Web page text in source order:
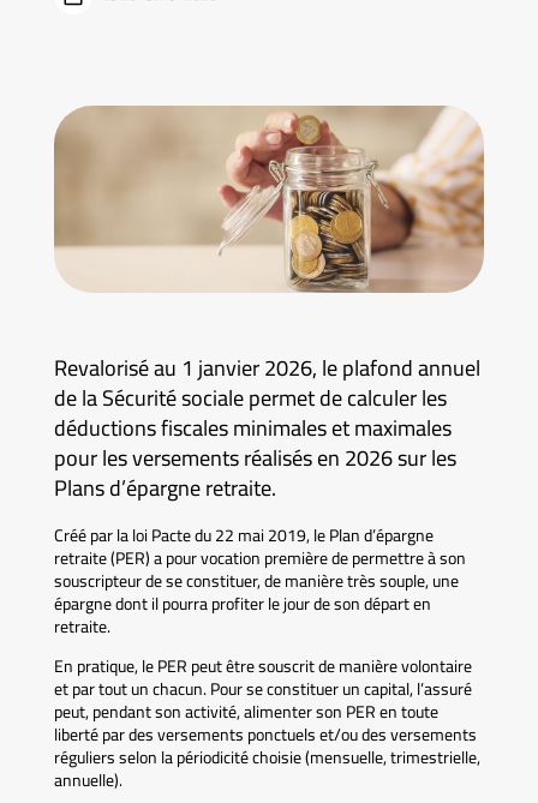
Revalorisé au 1 janvier 2026, le plafond annuel
de la Sécurité sociale permet de calculer les
déductions fiscales minimales et maximales
pour les versements réalisés en 2026 sur les
Plans d’épargne retraite.
Créé par la loi Pacte du 22 mai 2019, le Plan d’épargne
retraite (PER) a pour vocation première de permettre à son
souscripteur de se constituer, de manière très souple, une
épargne dont il pourra profiter le jour de son départ en
retraite.
En pratique, le PER peut être souscrit de manière volontaire
et par tout un chacun. Pour se constituer un capital, l’assuré
peut, pendant son activité, alimenter son PER en toute
liberté par des versements ponctuels et/ou des versements
réguliers selon la périodicité choisie (mensuelle, trimestrielle,
annuelle).